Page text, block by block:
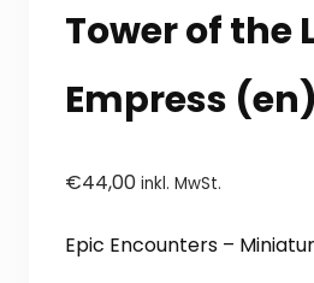
Tower of the
Empress (en)
€44,00 inkl. MwSt.
Epic Encounters –